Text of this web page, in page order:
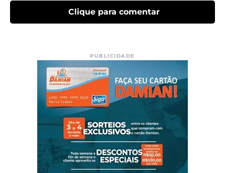
Clique para comentar
PUBLICIDADE